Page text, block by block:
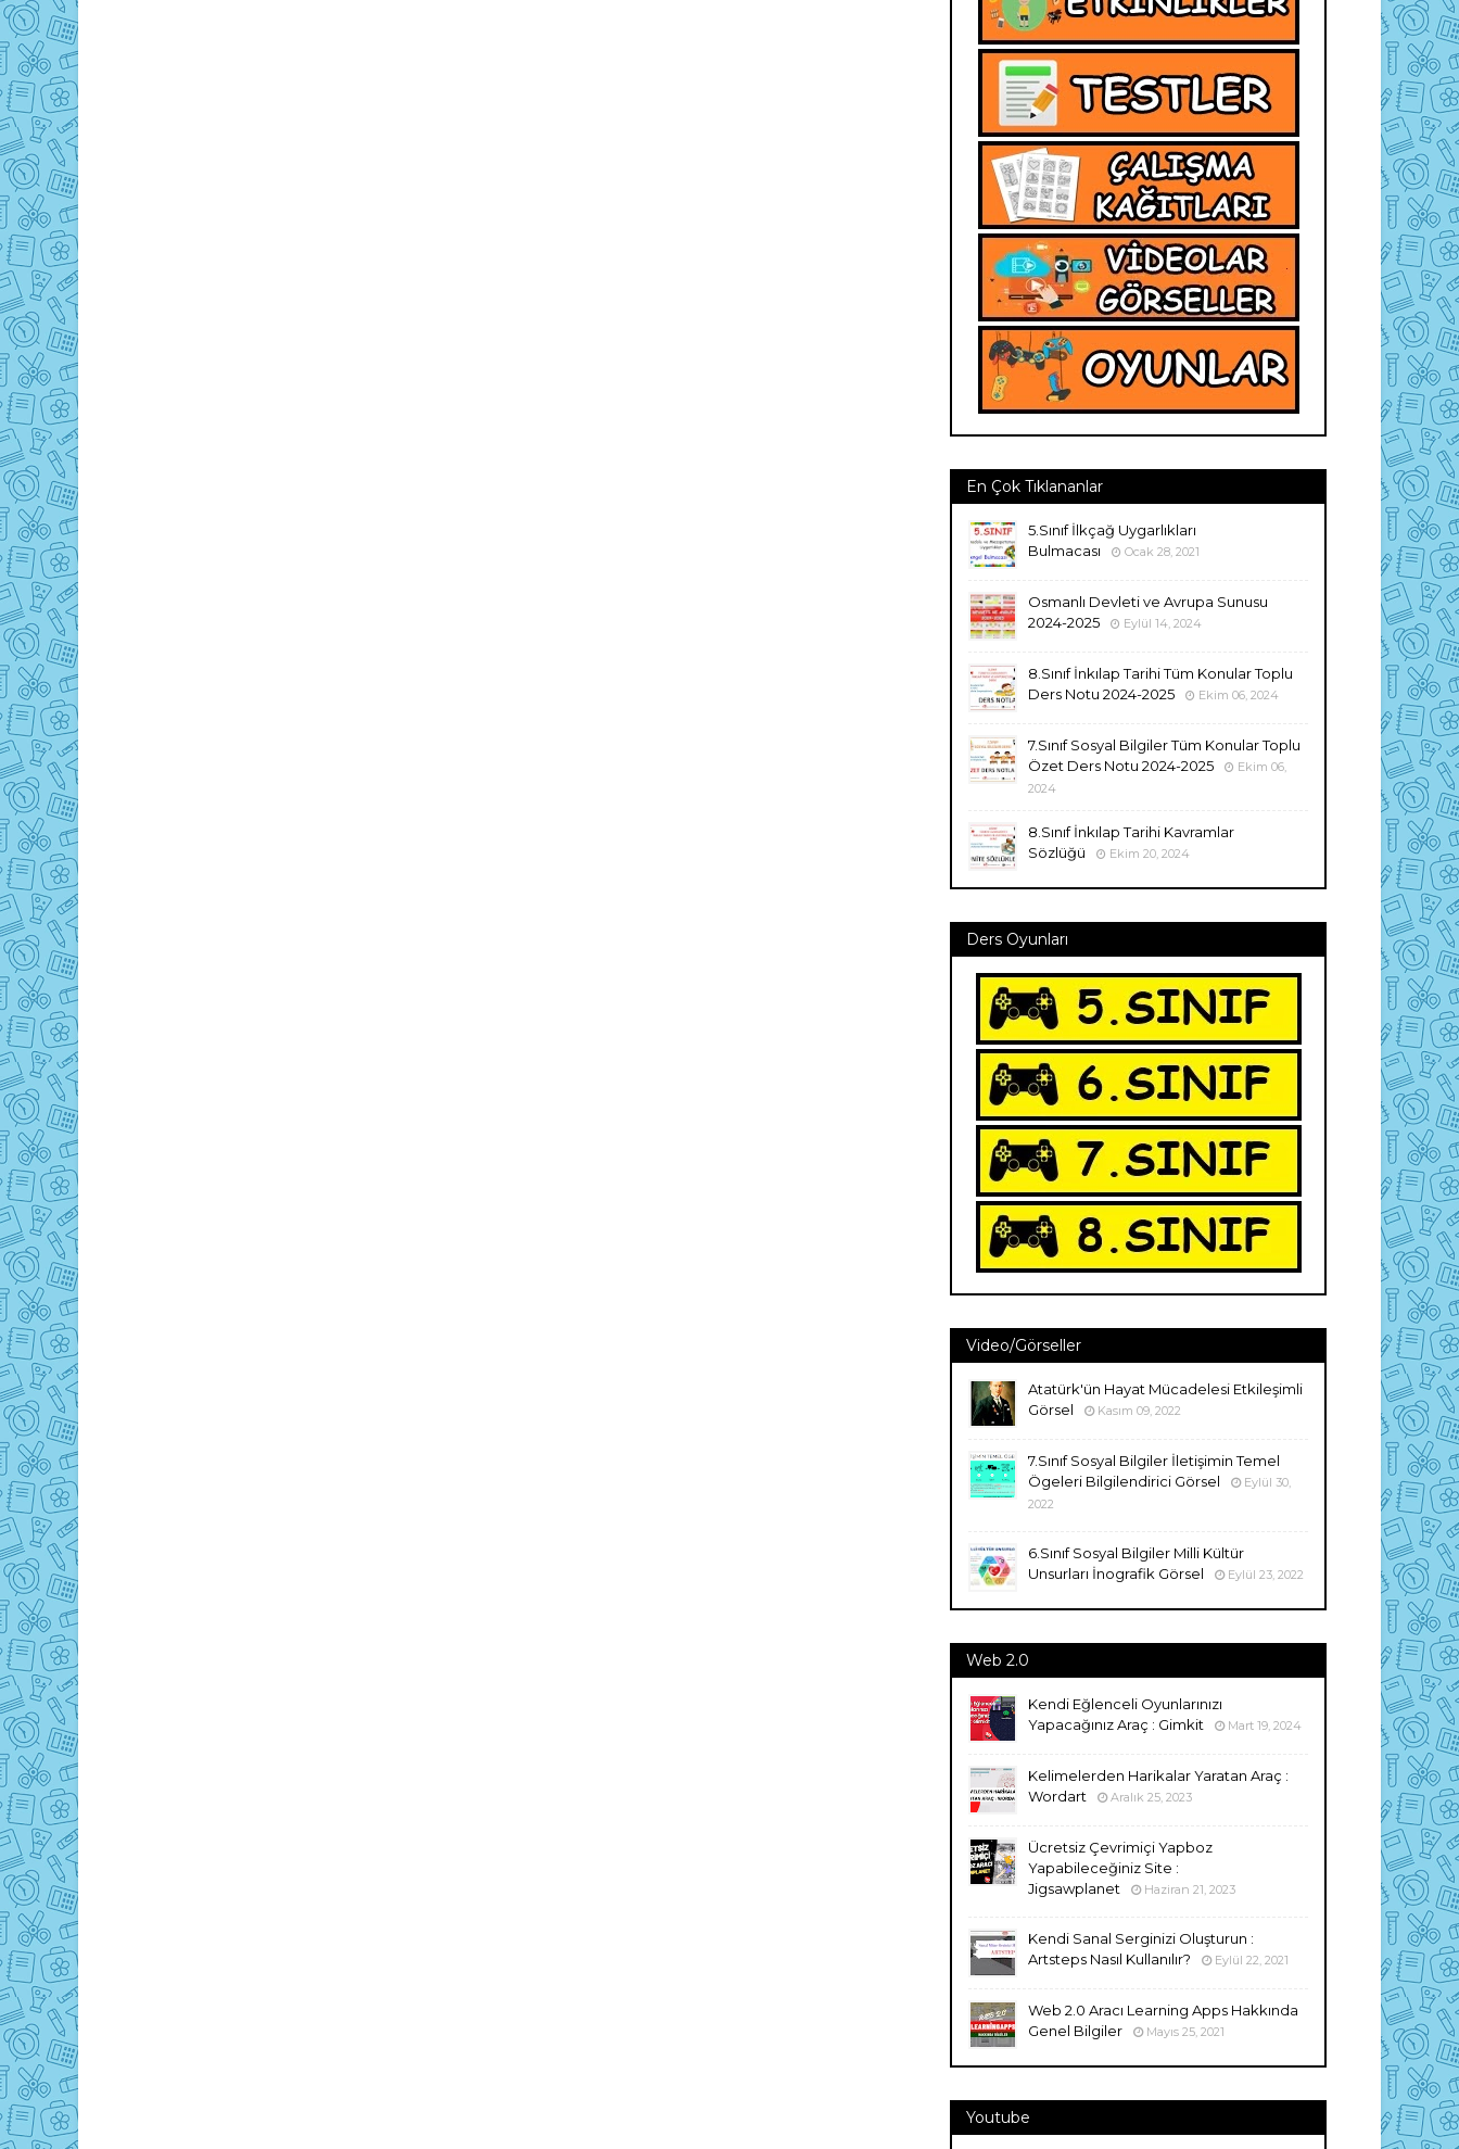
En Çok Tıklananlar
5.Sınıf İlkçağ Uygarlıkları
Bulmacası
Ocak 28, 2021
Osmanlı Devleti ve Avrupa Sunusu
2024-2025
Eylül 14, 2024
8.Sınıf İnkılap Tarihi Tüm Konular Toplu
Ders Notu 2024-2025
Ekim 06, 2024
7.Sınıf Sosyal Bilgiler Tüm Konular Toplu
Özet Ders Notu 2024-2025
Ekim 06,
2024
8.Sınıf İnkılap Tarihi Kavramlar
Sözlüğü
Ekim 20, 2024
Ders Oyunları
Video/Görseller
Atatürk'ün Hayat Mücadelesi Etkileşimli
Görsel
Kasım 09, 2022
7.Sınıf Sosyal Bilgiler İletişimin Temel
Ögeleri Bilgilendirici Görsel
Eylül 30,
2022
6.Sınıf Sosyal Bilgiler Milli Kültür
Unsurları İnografik Görsel
Eylül 23, 2022
Web 2.0
Kendi Eğlenceli Oyunlarınızı
Yapacağınız Araç : Gimkit
Mart 19, 2024
Kelimelerden Harikalar Yaratan Araç :
Wordart
Aralık 25, 2023
Ücretsiz Çevrimiçi Yapboz
Yapabileceğiniz Site :
Jigsawplanet
Haziran 21, 2023
Kendi Sanal Serginizi Oluşturun :
Artsteps Nasıl Kullanılır?
Eylül 22, 2021
Web 2.0 Aracı Learning Apps Hakkında
Genel Bilgiler
Mayıs 25, 2021
Youtube